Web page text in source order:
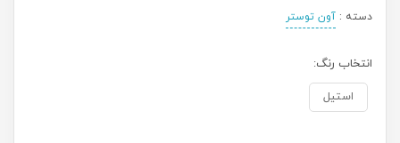
دسته : آون توستر
انتخاب رنگ:
استیل